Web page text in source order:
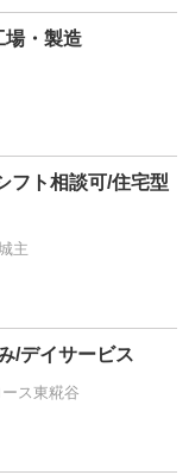
場・製造
フト相談可/住宅型
主
/デイサービス
ス東糀谷